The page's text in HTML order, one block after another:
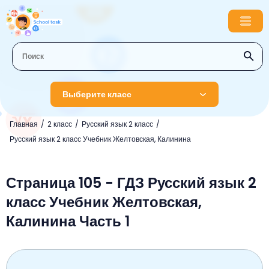
Выберите класс
Главная 2 класс
Русский язык 2 класс
Русский язык 2 класс Учебник Желтовская, Калинина
1 класс
Русский язык
Литературное чтение
Окружающий мир
Математика
Математика
Английский язык
Информатика
Литературное чтение
3 класс
Музыка
Окружающий мир
4 класс
Страница 105 - ГДЗ Русский язык 2
класс Учебник Желтовская,
Калинина Часть 1